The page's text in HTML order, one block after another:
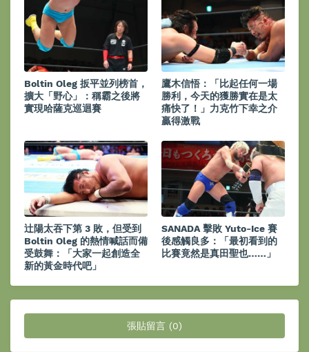
Boltin Oleg 扳平並列榜首，
擴大「野心」：稱霸之後將
實現哈薩克巡迴賽
鷹木信悟：「比起任何一場
勝利，今天的獲勝實在是太
痛快了！」力克竹下幸之介
贏得激戰
辻陽太吞下第 3 敗，但受到
Boltin Oleg 的熱情喊話而備
受鼓舞：「大家一起創造全
新的黃金時代吧」
SANADA 擊敗 Yuto-Ice 賽
後感觸良多：「最初看到的
比賽竟然是真田聖也……」
張貼留言 (0)